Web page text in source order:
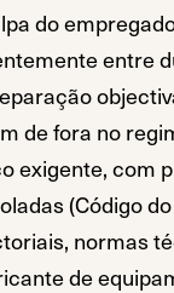
do
entre
de fora no
exigente, com
(Código
normas
de